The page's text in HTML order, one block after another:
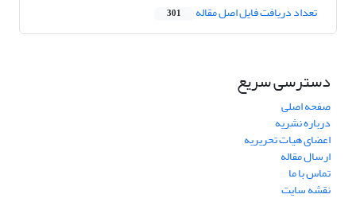
تعداد دریافت فایل اصل مقاله 301
دسترسی سریع
صفحه اصلی
درباره نشریه
اعضای هیات تحریریه
ارسال مقاله
تماس با ما
نقشه سایت